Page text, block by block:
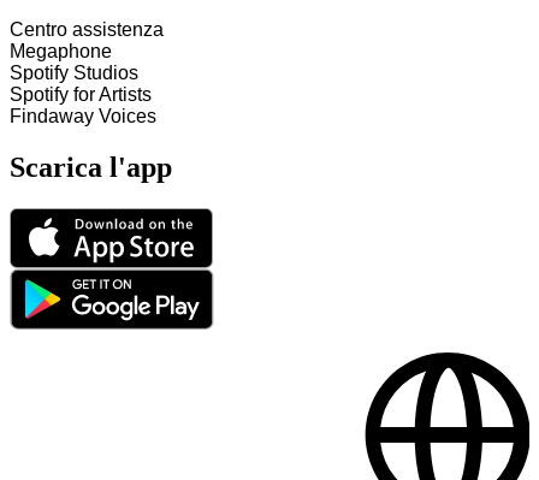
Centro assistenza
Megaphone
Spotify Studios
Spotify for Artists
Findaway Voices
Scarica l'app